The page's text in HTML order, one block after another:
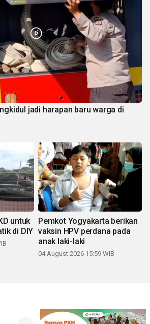
jadi harapan baru warga di
untuk
di DIY
Pemkot Yogyakarta berikan
vaksin HPV perdana pada
anak laki-laki
04 August 2026 15:59 WIB